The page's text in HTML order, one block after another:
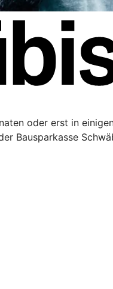
oder erst in
Bausparkasse